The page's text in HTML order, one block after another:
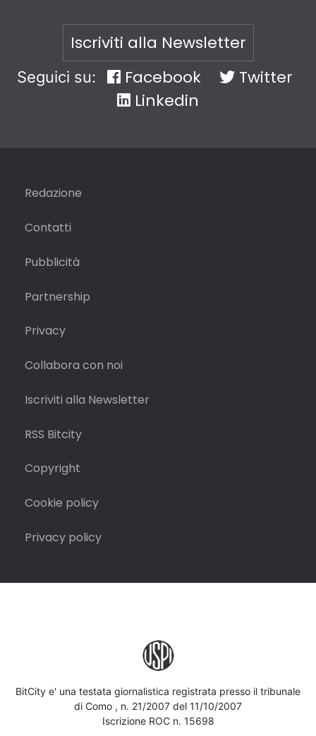
Iscriviti alla Newsletter
Seguici su: Facebook
Twitter
Linkedin
Redazione
Contatti
Pubblicità
Partnership
Privacy
Collabora con noi
Iscriviti alla Newsletter
RSS Bitcity
Copyright
Cookie policy
Privacy policy
BitCity e' una testata giornalistica registrata presso il tribunale
di Como , n. 21/2007 del 11/10/2007
Iscrizione ROC n. 15698